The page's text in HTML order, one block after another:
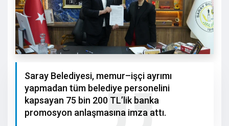
Saray Belediyesi, memur–işçi ayrımı
yapmadan tüm belediye personelini
kapsayan 75 bin 200 TL’lik banka
promosyon anlaşmasına imza attı.